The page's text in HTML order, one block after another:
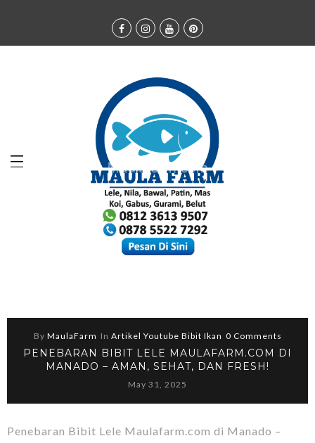
By MaulaFarm In Artikel Youtube Bibit Ikan 0 Comments
PENEBARAN BIBIT LELE MAULAFARM.COM DI
MANADO – AMAN, SEHAT, DAN FRESH!
May 31, 2025
Penebaran Bibit Lele Maulafarm.com di Manado –